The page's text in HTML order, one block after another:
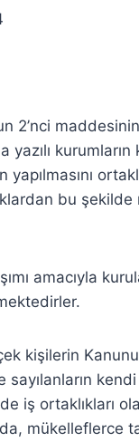
2’nci
yazılı
bu
amacıyla
kişilerin
sayılanların
iş ortaklıkları
mükelleflerce